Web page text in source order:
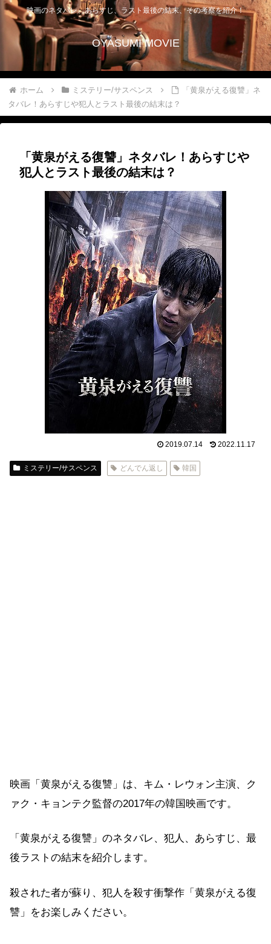
映画のネタバレ、あらすじ、ラスト最後の結末、その考察を紹介！
OYASUMI MOVIE
ホーム ミステリー/サスペンス
「黄泉がえる復讐」ネ
タバレ！あらすじや犯人とラスト最後の結末は？
「黄泉がえる復讐」ネタバレ！あらすじや
犯人とラスト最後の結末は？
2019.07.14 2022.11.17
ミステリー/サスペンス どんでん返し 韓国
映画「黄泉がえる復讐」は、キム・レウォン主演、ク
ァク・キョンテク監督の2017年の韓国映画です。
「黄泉がえる復讐」のネタバレ、犯人、あらすじ、最
後ラストの結末を紹介します。
殺された者が蘇り、犯人を殺す衝撃作「黄泉がえる復
讐」をお楽しみください。